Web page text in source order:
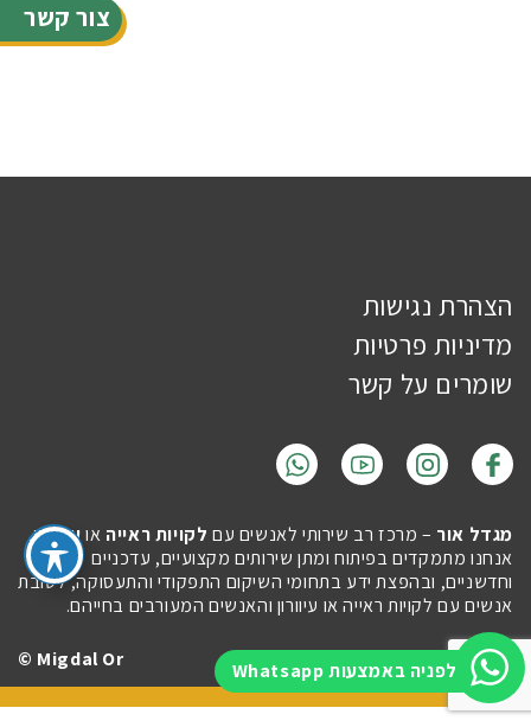
צור קשר
לפניה באמצעות Whatsapp
הצהרת נגישות
מדיניות פרטיות
שומרים על קשר
מגדל אור – מרכז רב שירותי לאנשים עם לקויות ראייה אועיוורון.
אנחנו מתמקדים בפיתוח ומתן שירותים מקצועיים, עדכניים
וחדשניים, ובהפצת ידע בתחומי השיקום התפקודי והתעסוקה, לטובת
אנשים עם לקויות ראייה או עיוורון והאנשים המעורבים בחייהם.
Imaginet
Migdal Or ©